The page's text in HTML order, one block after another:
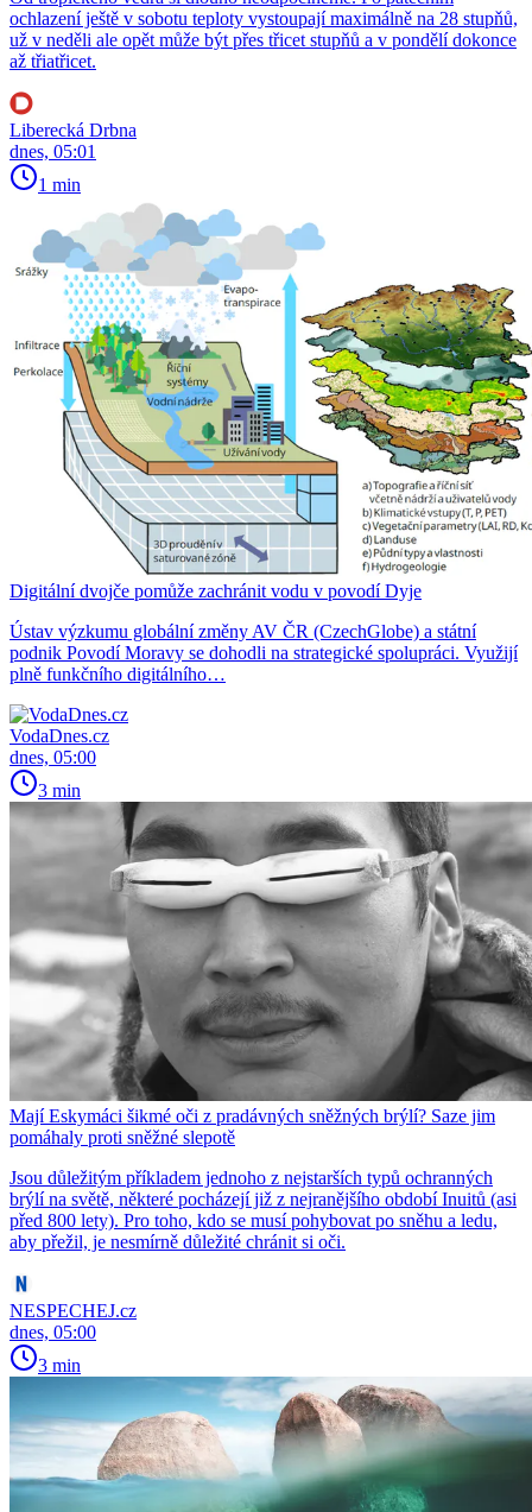
ochlazení ještě v sobotu teploty vystoupají maximálně na 28 stupňů,
už v neděli ale opět může být přes třicet stupňů a v pondělí dokonce
až třiatřicet.
Liberecká Drbna
dnes, 05:01
1 min
Digitální dvojče pomůže zachránit vodu v povodí Dyje
Ústav výzkumu globální změny AV ČR (CzechGlobe) a státní
podnik Povodí Moravy se dohodli na strategické spolupráci. Využijí
plně funkčního digitálního…
VodaDnes.cz
dnes, 05:00
3 min
Mají Eskymáci šikmé oči z pradávných sněžných brýlí? Saze jim
pomáhaly proti sněžné slepotě
Jsou důležitým příkladem jednoho z nejstarších typů ochranných
brýlí na světě, některé pocházejí již z nejranějšího období Inuitů (asi
před 800 lety). Pro toho, kdo se musí pohybovat po sněhu a ledu,
aby přežil, je nesmírně důležité chránit si oči.
NESPECHEJ.cz
dnes, 05:00
3 min